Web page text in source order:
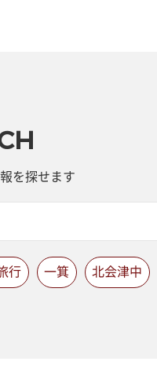
を探せます
行 一箕 北会津中